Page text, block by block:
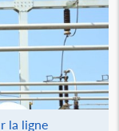
la ligne